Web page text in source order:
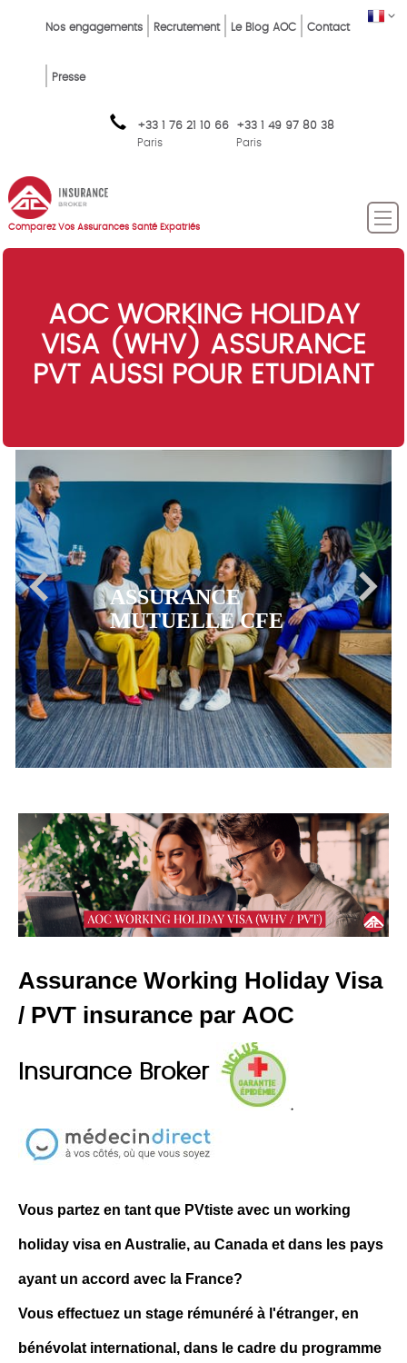
FR
Top
FR
Nos engagements Recrutement Le Blog AOC Contact
Presse
+33 1 76 21 10 66
Paris
+33 1 49 97 80 38
Paris
Comparez Vos Assurances Santé Expatriés
AOC WORKING HOLIDAY
VISA (WHV) ASSURANCE
PVT AUSSI POUR ETUDIANT
ASSURANCE
MUTUELLE CFE
Assurance Working Holiday Visa
/ PVT insurance par AOC
Insurance Broker
Vous partez en tant que PVtiste avec un working
holiday visa en Australie, au Canada et dans les pays
ayant un accord avec la France?
Vous effectuez un stage rémunéré à l'étranger, en
bénévolat international, dans le cadre du programme